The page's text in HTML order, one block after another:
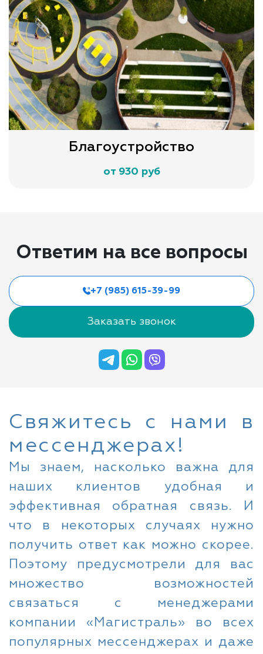
Благоустройство
от 930 руб
Ответим на все вопросы
+7 (985) 615-39-99
Заказать звонок
Свяжитесь с нами в
мессенджерах!
Мы знаем, насколько важна для
наших клиентов удобная и
эффективная обратная связь. И
что в некоторых случаях нужно
получить ответ как можно скорее.
Поэтому предусмотрели для вас
множество возможностей
связаться с менеджерами
компании «Магистраль» во всех
популярных мессенджерах и даже